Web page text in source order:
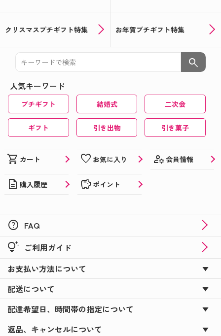
クリスマスプチギフト特集 お年賀プチギフト特集
search
人気キーワード
プチギフト 結婚式 二次会
ギフト 引き出物 引き菓子
shopping_cart カート favorite お気に入り manage_accounts 会員情報
description 購入履歴 savings ポイント
help FAQ
tips_and_updates ご利用ガイド
お支払い方法について
配送について
配達希望日、時間帯の指定について
返品、キャンセルについて